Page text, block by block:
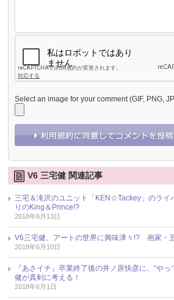
Select an image for your comment (GIF, PNG,
V6 三宅健 関連記事
三宅＆滝沢のユニット「KEN☆Tackey」のラ
りのKing＆Prince!?
2018年6月13日
V6三宅健、アートの世界に興味津々!? 画家・
2018年6月10日
『あさイチ』卒業終了後の井ノ原快彦に、“や
健が真剣に考える！
2018年6月1日